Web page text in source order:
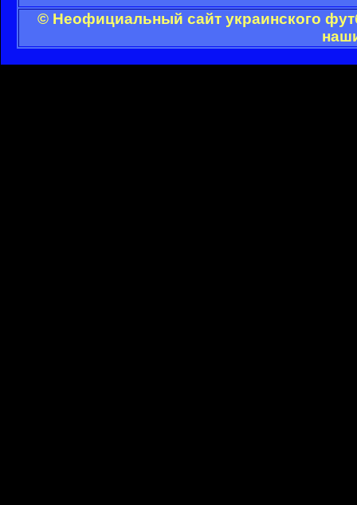
© Неофициальный сайт украинского